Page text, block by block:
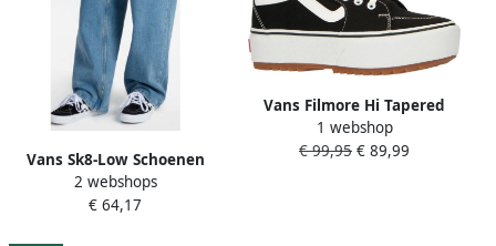
Vans Sk8-Low Schoenen
Black Leer Textil 5 Foot
Locker
2 webshops
€ 64,17
Vans Filmore Hi Tapered
Platform Veterboot
Vrouwen Zwart Maat
1 webshop
€ 99,95 € 89,99